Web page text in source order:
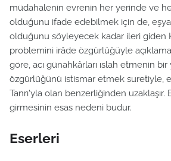
müdahalenin evrenin her yerinde ve
olduğunu ifade edebilmek için de,
olduğunu söyleyecek kadar ileri giden
problemini irâde özgürlüğüyle
göre, acı günahkârları ıslah etmenin
özgürlüğünü istismar etmek suretiyle,
Tanrı'yla olan benzerliğinden
girmesinin esas nedeni budur.
Eserleri